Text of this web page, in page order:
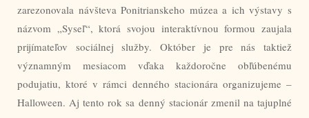
zarezonovala návšteva Ponitrianskeho múzea a ich výstavy s
názvom „Syseľ“, ktorá svojou interaktívnou formou zaujala
prijímateľov sociálnej služby. Október je pre nás taktiež
významným mesiacom vďaka každoročne obľúbenému
podujatiu, ktoré v rámci denného stacionára organizujeme –
Halloween. Aj tento rok sa denný stacionár zmenil na tajuplné